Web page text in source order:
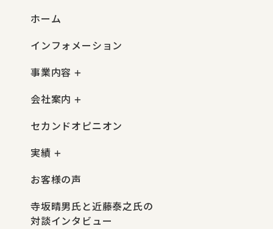
ホーム
インフォメーション
事業内容
会社案内
セカンドオピニオン
実績
お客様の声
寺坂晴男氏と近藤泰之氏の
対談インタビュー